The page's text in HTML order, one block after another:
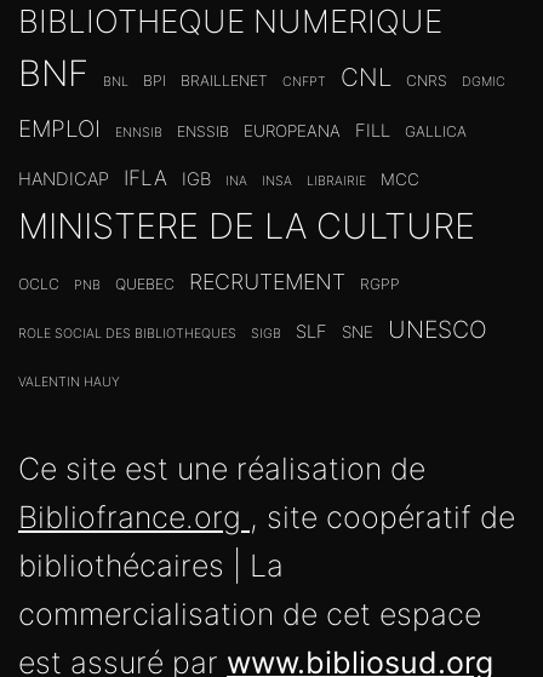
BIBLIOTHEQUE NUMERIQUE
BNF BNL BPI BRAILLENET CNFPT CNL CNRS DGMIC
EMPLOI ENNSIB ENSSIB EUROPEANA FILL GALLICA
HANDICAP IFLA IGB INA INSA LIBRAIRIE MCC
MINISTERE DE LA CULTURE
OCLC PNB QUEBEC RECRUTEMENT RGPP
ROLE SOCIAL DES BIBLIOTHEQUES SIGB SLF SNE UNESCO
VALENTIN HAUY
Ce site est une réalisation de
Bibliofrance.org , site coopératif de
bibliothécaires | La
commercialisation de cet espace
est assuré par www.bibliosud.org